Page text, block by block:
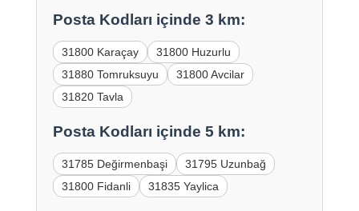
Posta Kodları içinde 3 km:
31800 Karaçay
31800 Huzurlu
31880 Tomruksuyu
31800 Avcilar
31820 Tavla
Posta Kodları içinde 5 km:
31785 Değirmenbaşi
31795 Uzunbağ
31800 Fidanli
31835 Yaylica